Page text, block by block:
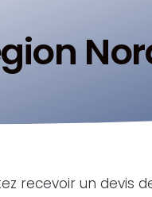
recevoir un devis